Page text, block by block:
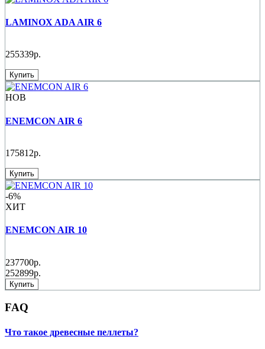
LAMINOX ADA AIR 6
255339р.
Купить
НОВ
ENEMCON AIR 6
175812р.
Купить
-6%
ХИТ
ENEMCON AIR 10
237700р.
252899р.
Купить
FAQ
Что такое древесные пеллеты?